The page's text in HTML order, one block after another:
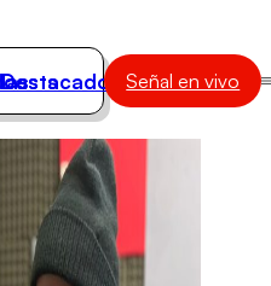
Destacados Señal en vivo